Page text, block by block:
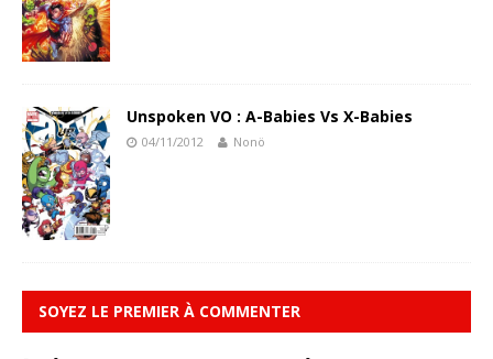
Unspoken VO : A-Babies Vs X-Babies
04/11/2012 Nonö
SOYEZ LE PREMIER À COMMENTER